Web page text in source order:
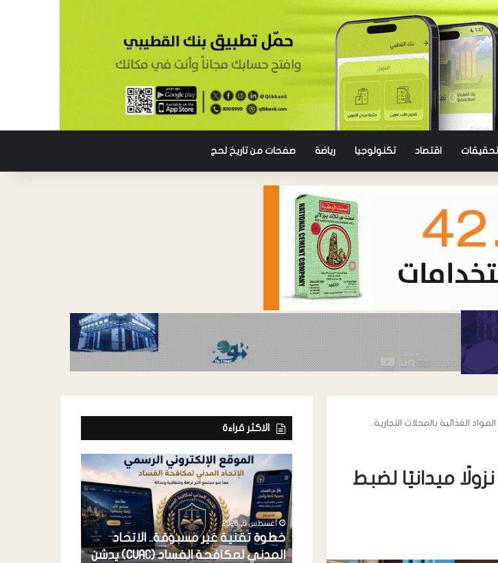
اقتصاد تكنولوجيا رياضة صفحات من تاريخ لحج
الغذائية بالمحلات التجارية.
ميدانيًا لضبط
الاكثر قراءة
أغسطس 6, 2026
خطوة تقنية غير مسبوقة.. الاتحاد
المدني لمكافحة الفساد (CUAC) يدشن